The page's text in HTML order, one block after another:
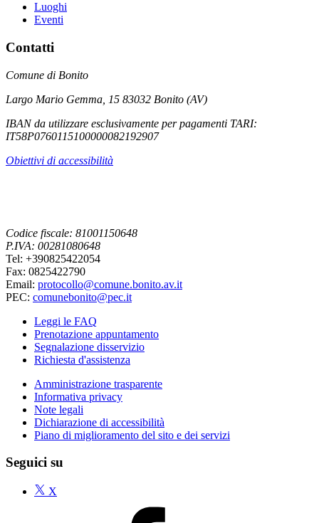
Luoghi
Eventi
Contatti
Comune di Bonito
Largo Mario Gemma, 15 83032 Bonito (AV)
IBAN da utilizzare esclusivamente per pagamenti TARI:
IT58P0760115100000082192907
Obiettivi di accessibilità
Codice fiscale: 81001150648
P.IVA: 00281080648
Tel: +390825422054
Fax: 0825422790
Email: protocollo@comune.bonito.av.it
PEC: comunebonito@pec.it
Leggi le FAQ
Prenotazione appuntamento
Segnalazione disservizio
Richiesta d'assistenza
Amministrazione trasparente
Informativa privacy
Note legali
Dichiarazione di accessibilità
Piano di miglioramento del sito e dei servizi
Seguici su
X